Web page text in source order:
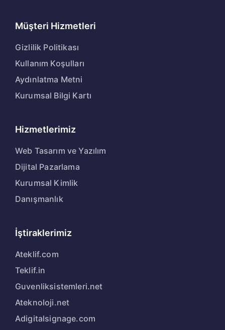
Müşteri Hizmetleri
Gizlilik Politikası
Kullanım Koşulları
Aydınlatma Metni
Kurumsal Bilgi Kartı
Hizmetlerimiz
Web Tasarım ve Yazılım
Dijital Pazarlama
Kurumsal Kimlik
Danışmanlık
İştiraklerimiz
Ateklif.com
Teklif.in
Guvenliksistemleri.net
Ateknoloji.net
Adigitalsignage.com